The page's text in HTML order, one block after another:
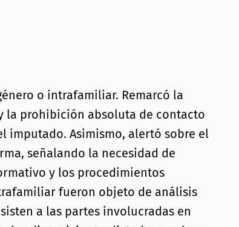
o intrafamiliar. Remarcó la
la prohibición absoluta de contacto
imputado. Asimismo, alertó sobre el
señalando la necesidad de
y los procedimientos
fueron objeto de análisis
a las partes involucradas en